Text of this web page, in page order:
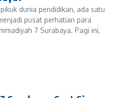
dunia pendidikan, ada satu
pusat perhatian para
7 Surabaya. Pagi ini,